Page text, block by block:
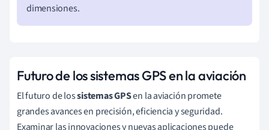
dimensiones.
Futuro de los sistemas GPS en la aviación
El futuro de lossistemas GPSen la aviación promete
grandes avances en precisión, eficiencia y seguridad.
Examinar las innovaciones y nuevas aplicaciones puede